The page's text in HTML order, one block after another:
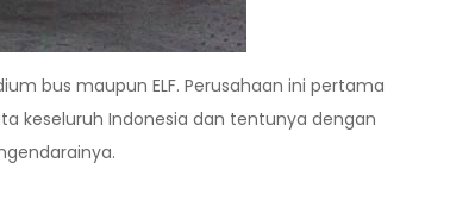
bus maupun ELF. Perusahaan ini pertama
keseluruh Indonesia dan tentunya dengan